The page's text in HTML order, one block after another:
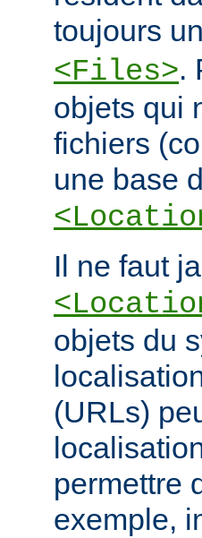
toujours
<Files>.
objets qui
fichiers
une base
Il ne faut
objets du
(URLs)
permettre
exemple,